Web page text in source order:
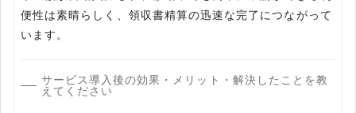
便性は素晴らしく、領収書精算の迅速な完了につながって
います。
サービス導入後の効果・メリット・解決したことを教
えてください